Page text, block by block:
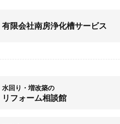
有限会社南房浄化槽サービス
水回り・増改築の
リフォーム相談館